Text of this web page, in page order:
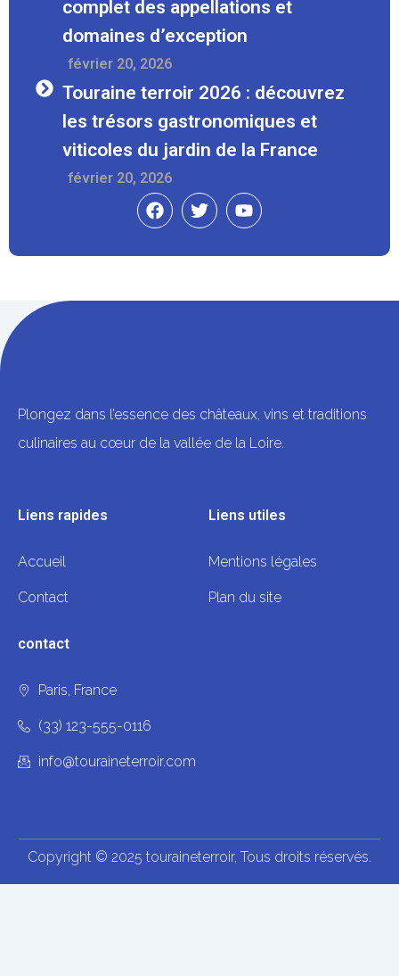
complet des appellations et
domaines d’exception
Février 20, 2026
Touraine terroir 2026 : découvrez
les trésors gastronomiques et
viticoles du jardin de la France
Février 20, 2026
Facebook
TwitterYoutube
Plongez dans l’essence des châteaux, vins et traditions
culinaires au cœur de la vallée de la Loire.
Liens rapides
Accueil
Contact
Liens utiles
Mentions légales
Plan du site
contact
Paris, France
(33) 123-555-0116
info@touraineterroir.com
Copyright © 2025 touraineterroir, Tous droits réservés.